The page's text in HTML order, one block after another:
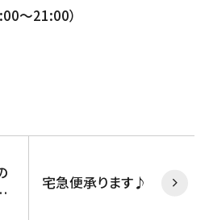
～21:00）
宅急便承ります♪